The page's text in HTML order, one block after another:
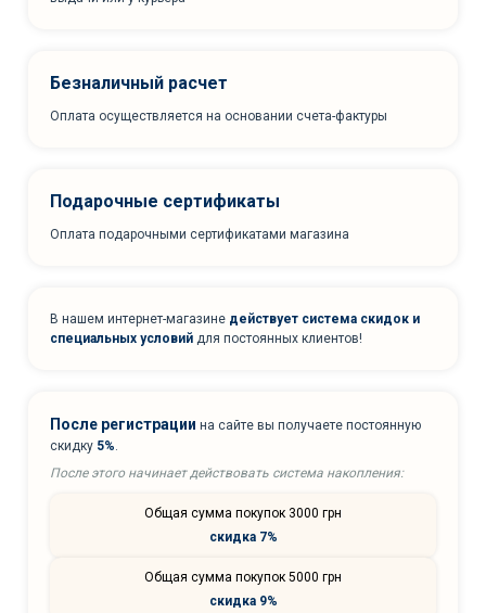
Безналичный расчет
Оплата осуществляется на основании счета-фактуры
Подарочные сертификаты
Оплата подарочными сертификатами магазина
В нашем интернет-магазине действует система скидок и
специальных условий для постоянных клиентов!
После регистрации на сайте вы получаете постоянную
скидку 5%.
После этого начинает действовать система накопления:
Общая сумма покупок 3000 грн
скидка 7%
Общая сумма покупок 5000 грн
скидка 9%